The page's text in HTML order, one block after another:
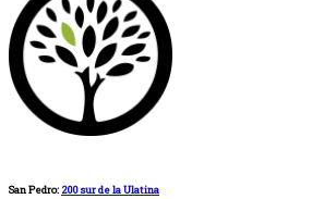
San Pedro: 200 sur de la Ulatina